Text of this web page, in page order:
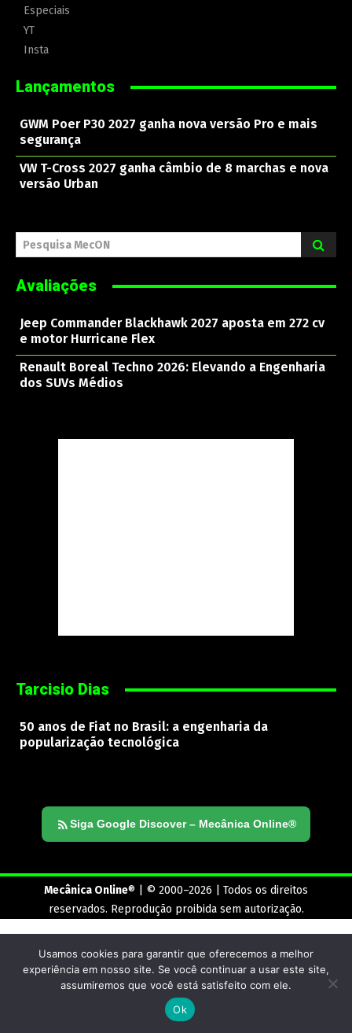
Especiais
YT
Insta
Lançamentos
GWM Poer P30 2027 ganha nova versão Pro e mais
segurança
VW T-Cross 2027 ganha câmbio de 8 marchas e nova
versão Urban
Pesquisa MecON
Avaliações
Jeep Commander Blackhawk 2027 aposta em 272 cv
e motor Hurricane Flex
Renault Boreal Techno 2026: Elevando a Engenharia
dos SUVs Médios
Tarcisio Dias
50 anos de Fiat no Brasil: a engenharia da
popularização tecnológica
Siga Google Discover – Mecânica Online®
Mecânica Online® | © 2000–2026 | Todos os direitos
reservados. Reprodução proibida sem autorização.
Usamos cookies para garantir que oferecemos a melhor
experiência em nosso site. Se você continuar a usar este site,
assumiremos que você está satisfeito com ele.
Ok